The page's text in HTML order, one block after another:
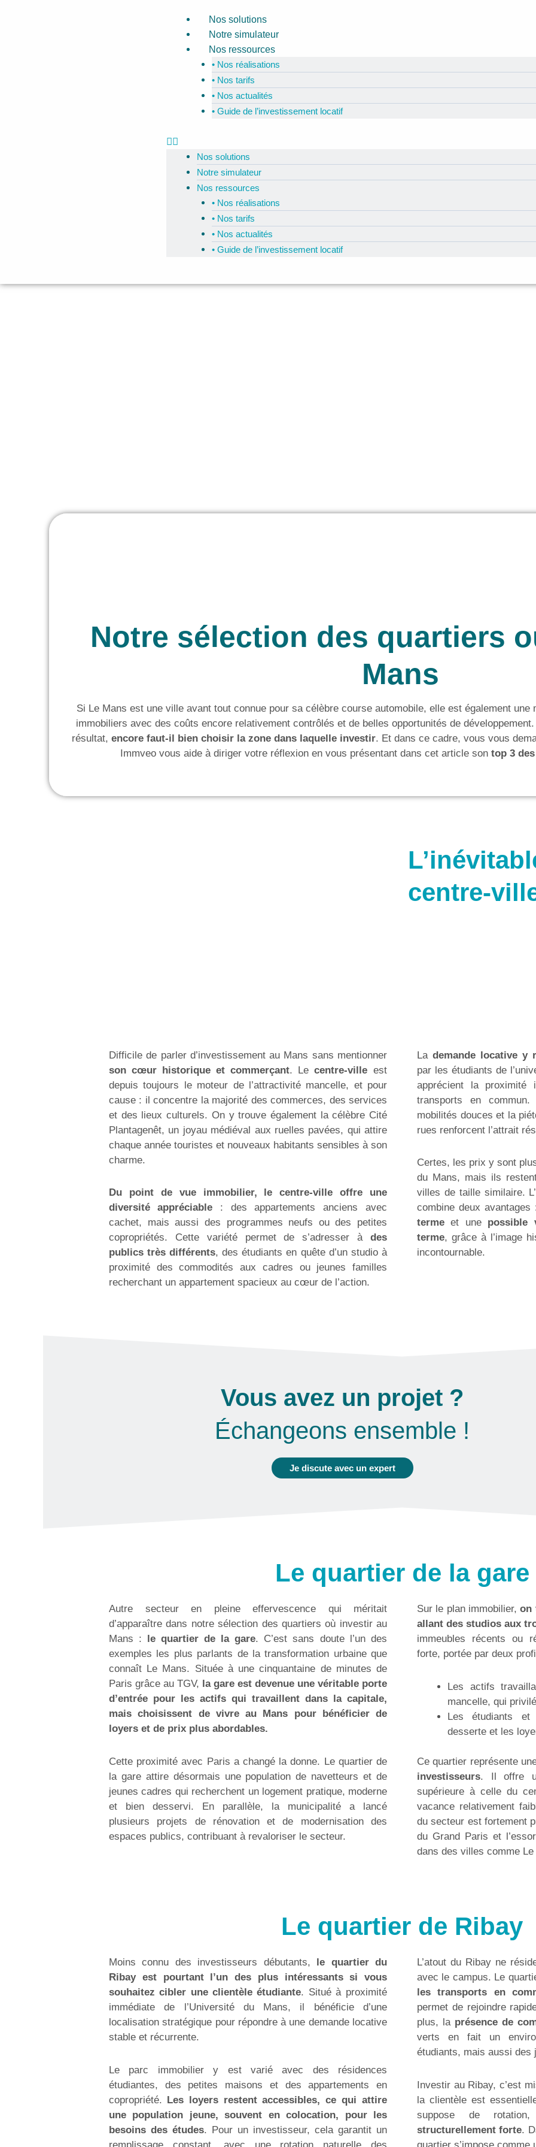
Nos solutions
Notre simulateur
Nos ressources
• Nos réalisations
• Nos tarifs
• Nos actualités
• Guide de l’investissement locatif
Menu
Nos solutions
Notre simulateur
Nos ressources
• Nos réalisations
• Nos tarifs
• Nos actualités
• Guide de l’investissement locatif
Notre sélection des quartiers
Mans
Si Le Mans est une ville avant tout connue pour sa célèbre course automobile, elle est également une
immobiliers avec des coûts encore relativement contrôlés et de belles opportunités de
résultat, encore faut-il bien choisir la zone dans laquelle investir. Et dans ce cadre, vous vous
Immveo vous aide à diriger votre réflexion en vous présentant dans cet article son top 3
centre-
Difficile de parler d’investissement au Mans sans mentionner
son cœur historique et commerçant. Le centre-ville est
depuis toujours le moteur de l’attractivité mancelle, et pour
cause : il concentre la majorité des commerces, des services
et des lieux culturels. On y trouve également la célèbre Cité
Plantagenêt, un joyau médiéval aux ruelles pavées, qui attire
chaque année touristes et nouveaux habitants sensibles à son
charme.
Du point de vue immobilier, le centre-ville offre une
diversité appréciable : des appartements anciens avec
cachet, mais aussi des programmes neufs ou des petites
copropriétés. Cette variété permet de s’adresser à des
publics très différents, des étudiants en quête d’un studio à
proximité des commodités aux cadres ou jeunes familles
recherchant un appartement spacieux au cœur de l’action.
La demande locative y
par les étudiants de
apprécient la
transports en
mobilités douces et la
rues renforcent l’attrait
Certes, les prix y sont
du Mans, mais ils
villes de taille similaire.
combine deux avantages
terme et une possible
terme, grâce à l’image
incontournable.
Vous avez un projet ?
Échangeons ensemble !
Je discute avec un expert
Le quartier de la gare
Autre secteur en pleine effervescence qui méritait
d’apparaître dans notre sélection des quartiers où investir au
Mans : le quartier de la gare. C’est sans doute l’un des
exemples les plus parlants de la transformation urbaine que
connaît Le Mans. Située à une cinquantaine de minutes de
Paris grâce au TGV, la gare est devenue une véritable porte
d’entrée pour les actifs qui travaillent dans la capitale,
mais choisissent de vivre au Mans pour bénéficier de
loyers et de prix plus abordables.
Cette proximité avec Paris a changé la donne. Le quartier de
la gare attire désormais une population de navetteurs et de
jeunes cadres qui recherchent un logement pratique, moderne
et bien desservi. En parallèle, la municipalité a lancé
plusieurs projets de rénovation et de modernisation des
espaces publics, contribuant à revaloriser le secteur.
Sur le plan immobilier, on
allant des studios aux
immeubles récents ou
forte, portée par deux
Les actifs
mancelle, qui
Les étudiants
desserte et les
Ce quartier représente
investisseurs. Il offre
supérieure à celle du
vacance relativement
du secteur est fortement
du Grand Paris et
dans des villes comme Le
Le quartier de Ribay
Moins connu des investisseurs débutants, le quartier du
Ribay est pourtant l’un des plus intéressants si vous
souhaitez cibler une clientèle étudiante. Situé à proximité
immédiate de l’Université du Mans, il bénéficie d’une
localisation stratégique pour répondre à une demande locative
stable et récurrente.
Le parc immobilier y est varié avec des résidences
étudiantes, des petites maisons et des appartements en
copropriété. Les loyers restent accessibles, ce qui attire
une population jeune, souvent en colocation, pour les
besoins des études. Pour un investisseur, cela garantit un
L’atout du Ribay ne
avec le campus. Le
les transports en
permet de rejoindre
plus, la présence de
verts en fait un
étudiants, mais aussi des
Investir au Ribay, c’est
la clientèle est
suppose de
structurellement forte.